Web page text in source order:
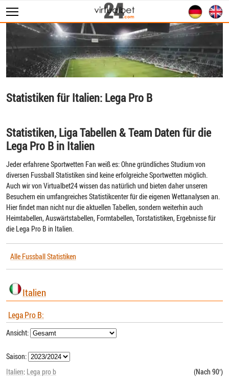
Sportwetten
WM 2026
Wett Tipps
Statistiken
Statistiken für Italien: Lega Pro B
Statistiken, Liga Tabellen & Team Daten für die
Lega Pro B in Italien
Jeder erfahrene Sportwetten Fan weiß es: Ohne gründliches Studium von
diversen Fussball Statistiken sind keine erfolgreiche Sportwetten möglich.
Auch wir von Virtualbet24 wissen das natürlich und bieten daher unseren
Besuchern ein umfangreiches Statistikcenter für die eigenen Wettanalysen an.
Hier findet man nicht nur die aktuellen Tabellen, sondern weiterhin auch
Heimtabellen, Auswärtstabellen, Formtabellen, Torstatistiken, Ergebnisse für
die Lega Pro B in Italien.
Alle Fussball Statistiken
Italien
Lega Pro B:
Ansicht:
Saison:
Italien: Lega pro b (Nach 90′)